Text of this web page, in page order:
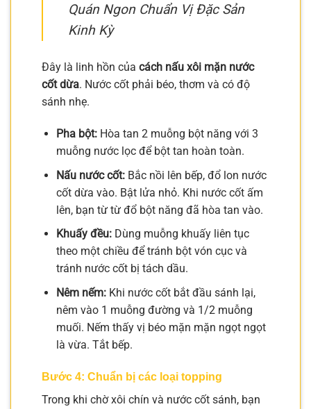
Quán Ngon Chuẩn Vị Đặc Sản
Kinh Kỳ
Đây là linh hồn của cách nấu xôi mặn nước
cốt dừa. Nước cốt phải béo, thơm và có độ
sánh nhẹ.
Pha bột:Hòa tan 2 muỗng bột năng với 3
muỗng nước lọc để bột tan hoàn toàn.
Nấu nước cốt:Bắc nồi lên bếp, đổ lon nước
cốt dừa vào. Bật lửa nhỏ. Khi nước cốt ấm
lên, bạn từ từ đổ bột năng đã hòa tan vào.
Khuấy đều:Dùng muỗng khuấy liên tục
theo một chiều để tránh bột vón cục và
tránh nước cốt bị tách dầu.
Nêm nếm:Khi nước cốt bắt đầu sánh lại,
nêm vào 1 muỗng đường và 1/2 muỗng
muối. Nếm thấy vị béo mặn mặn ngọt ngọt
là vừa. Tắt bếp.
Bước 4: Chuẩn bị các loại topping
Trong khi chờ xôi chín và nước cốt sánh, bạn